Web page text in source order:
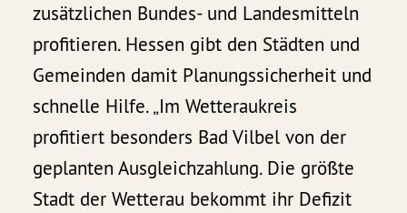
zusätzlichen Bundes- und Landesmitteln
profitieren. Hessen gibt den Städten und
Gemeinden damit Planungssicherheit und
schnelle Hilfe. „Im Wetteraukreis
profitiert besonders Bad Vilbel von der
geplanten Ausgleichzahlung. Die größte
Stadt der Wetterau bekommt ihr Defizit